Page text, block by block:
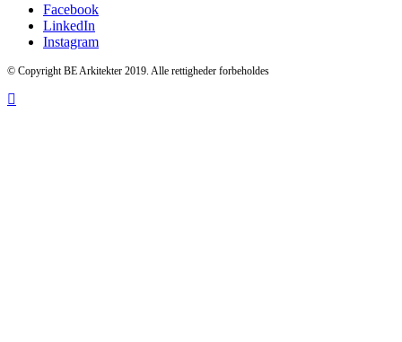
Facebook
LinkedIn
Instagram
© Copyright BE Arkitekter 2019. Alle rettigheder forbeholdes